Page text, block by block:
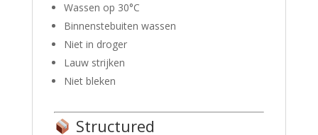
Wassen op 30°C
Binnenstebuiten wassen
Niet in droger
Lauw strijken
Niet bleken
Structured